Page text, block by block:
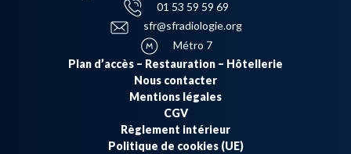
01 53 59 59 69
sfr@sfradiologie.org
Métro 7
Plan d’accès – Restauration – Hôtellerie
Nous contacter
Mentions légales
CGV
Règlement intérieur
Politique de cookies (UE)